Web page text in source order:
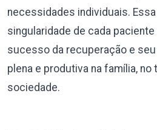
necessidades individuais.
singularidade de cada
sucesso da recuperação e
plena e produtiva na família, no
sociedade.